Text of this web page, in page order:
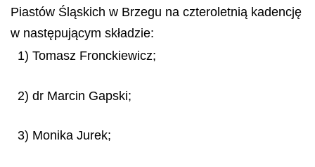
Piastów Śląskich w Brzegu na czteroletnią kadencję
w następującym składzie:
1) Tomasz Fronckiewicz;
2) dr Marcin Gapski;
3) Monika Jurek;